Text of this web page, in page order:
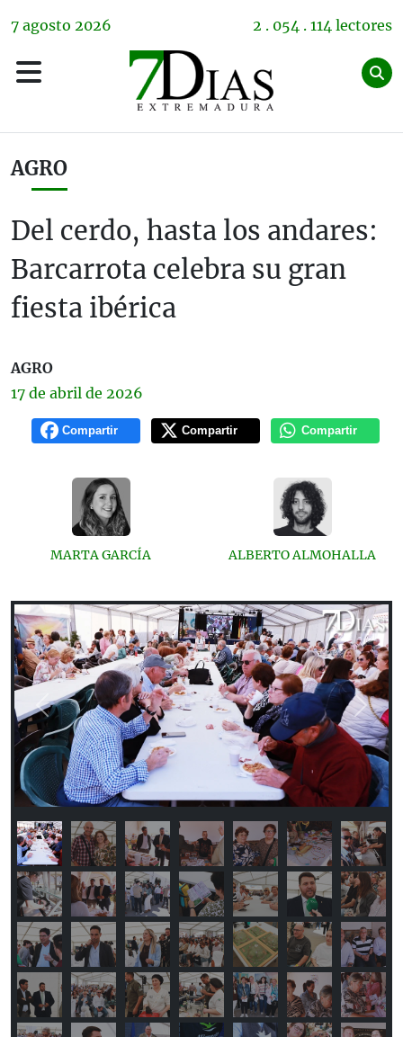
7 agosto 2026 2 . 054 . 114 lectores
AGRO
Del cerdo, hasta los andares:
Barcarrota celebra su gran
fiesta ibérica
AGRO
17 de abril de 2026
Compartir Compartir Compartir
MARTA GARCÍA ALBERTO ALMOHALLA
Previous Next